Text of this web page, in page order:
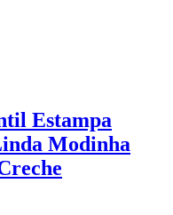
Estampa
Modinha